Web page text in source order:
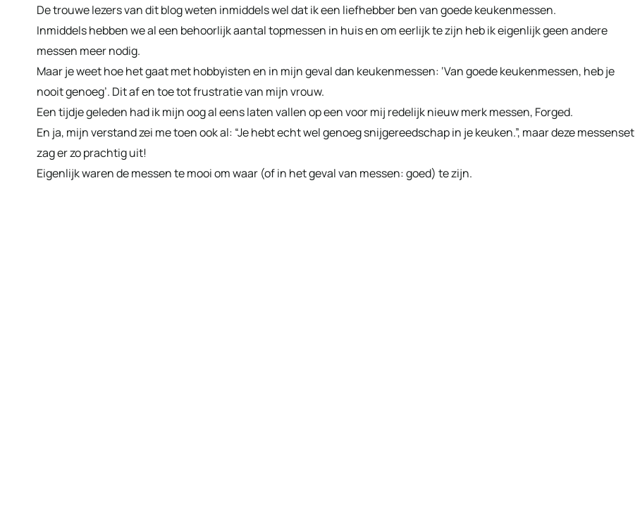
De trouwe lezers van dit blog weten inmiddels wel dat ik een liefhebber ben van goede keukenmessen.
Inmiddels hebben we al een behoorlijk aantal topmessen in huis en om eerlijk te zijn heb ik eigenlijk geen andere
messen meer nodig.
Maar je weet hoe het gaat met hobbyisten en in mijn geval dan keukenmessen: ‘Van goede keukenmessen, heb je
nooit genoeg’. Dit af en toe tot frustratie van mijn vrouw.
Een tijdje geleden had ik mijn oog al eens laten vallen op een voor mij redelijk nieuw merk messen, Forged.
En ja, mijn verstand zei me toen ook al: “Je hebt echt wel genoeg snijgereedschap in je keuken.”, maar deze messenset
zag er zo prachtig uit!
Eigenlijk waren de messen te mooi om waar (of in het geval van messen: goed) te zijn.